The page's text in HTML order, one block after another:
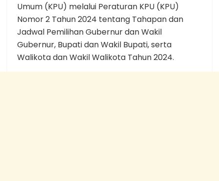
Umum (KPU) melalui Peraturan KPU (KPU)
Nomor 2 Tahun 2024 tentang Tahapan dan
Jadwal Pemilihan Gubernur dan Wakil
Gubernur, Bupati dan Wakil Bupati, serta
Walikota dan Wakil Walikota Tahun 2024.